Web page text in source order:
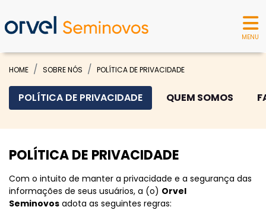
MENU
HOME SOBRE NÓS POLÍTICA DE PRIVACIDADE
QUEM SOMOS
POLÍTICA DE PRIVACIDADE
POLÍTICA DE PRIVACIDADE
Com o intuito de manter a privacidade e a segurança das
informações de seus usuários, a (o) Orvel
Seminovos adota as seguintes regras: